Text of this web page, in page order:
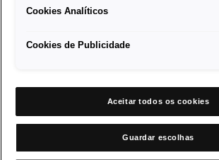
Cruise Control
Jantes liga-leve 17”
Cabo de carregamento Modo 3 para e-
Faróis de nevoeiro dianteiros LED com
Cookies Analíticos
Cookies de Publicidade
Aceitar todos os cookies
Guardar escolhas